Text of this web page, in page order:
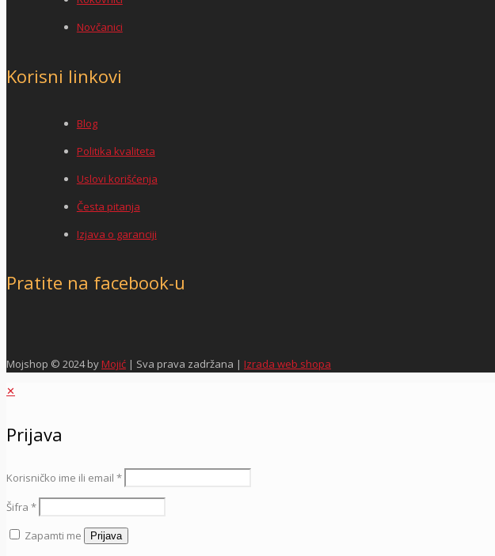
Novčanici
Korisni linkovi
Blog
Politika kvaliteta
Uslovi korišćenja
Česta pitanja
Izjava o garanciji
Pratite na facebook-u
Mojshop © 2024 byMojić | Sva prava zadržana | Izrada web shopa
✕
Prijava
Korisničko ime ili email *
Šifra *
Zapamti me
Prijava